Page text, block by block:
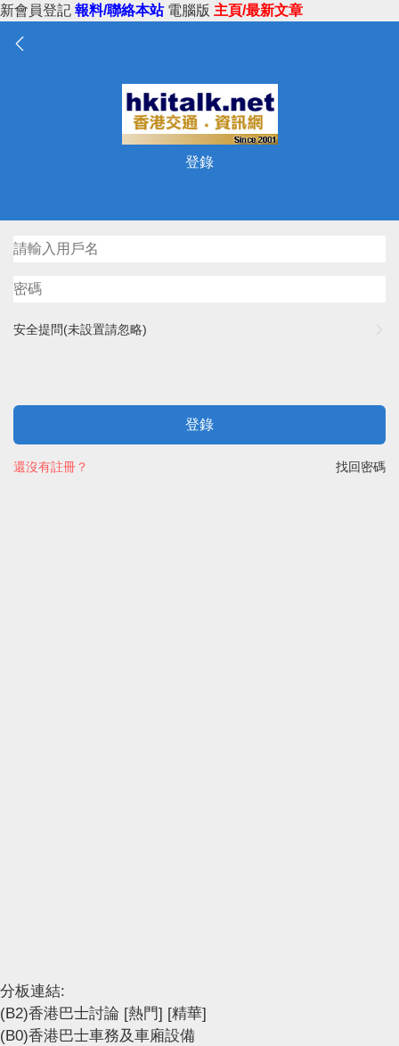
新會員登記 報料/聯絡本站 電腦版 主頁/最新文章
登錄
安全提問(未設置請忽略)
登錄
找回密碼
還沒有註冊？
分板連結:
(B2)香港巴士討論 [熱門] [精華]
(B0)香港巴士車務及車廂設備